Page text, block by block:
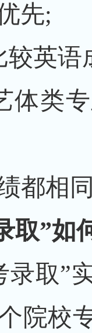
先;
较英
体类
都相
取”如
录取”
院校